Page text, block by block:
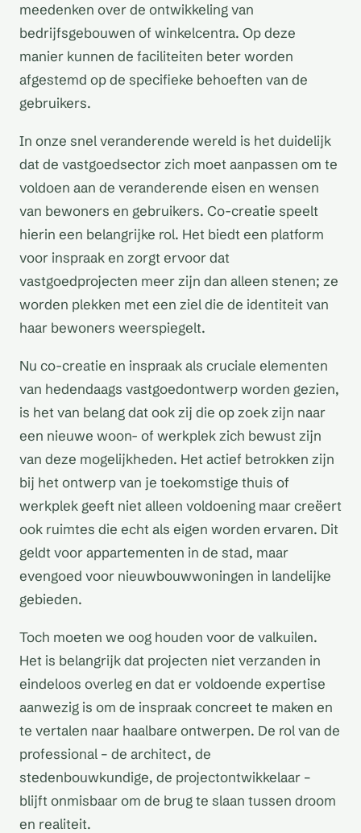
meedenken over de ontwikkeling van
bedrijfsgebouwen of winkelcentra. Op deze
manier kunnen de faciliteiten beter worden
afgestemd op de specifieke behoeften van de
gebruikers.
In onze snel veranderende wereld is het duidelijk
dat de vastgoedsector zich moet aanpassen om te
voldoen aan de veranderende eisen en wensen
van bewoners en gebruikers. Co-creatie speelt
hierin een belangrijke rol. Het biedt een platform
voor inspraak en zorgt ervoor dat
vastgoedprojecten meer zijn dan alleen stenen; ze
worden plekken met een ziel die de identiteit van
haar bewoners weerspiegelt.
Nu co-creatie en inspraak als cruciale elementen
van hedendaags vastgoedontwerp worden gezien,
is het van belang dat ook zij die op zoek zijn naar
een nieuwe woon- of werkplek zich bewust zijn
van deze mogelijkheden. Het actief betrokken zijn
bij het ontwerp van je toekomstige thuis of
werkplek geeft niet alleen voldoening maar creëert
ook ruimtes die echt als eigen worden ervaren. Dit
geldt voor appartementen in de stad, maar
evengoed voor nieuwbouwwoningen in landelijke
gebieden.
Toch moeten we oog houden voor de valkuilen.
Het is belangrijk dat projecten niet verzanden in
eindeloos overleg en dat er voldoende expertise
aanwezig is om de inspraak concreet te maken en
te vertalen naar haalbare ontwerpen. De rol van de
professional – de architect, de
stedenbouwkundige, de projectontwikkelaar –
blijft onmisbaar om de brug te slaan tussen droom
en realiteit.